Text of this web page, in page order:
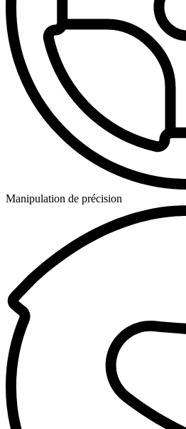
Manipulation de précision